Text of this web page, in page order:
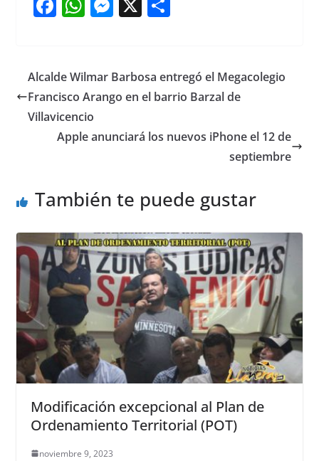
e
b
o
o
s
A
p
p
e
n
er
e
Alcalde Wilmar Barbosa entregó el Megacolegio
Francisco Arango en el barrio Barzal de
Villavicencio
Apple anunciará los nuevos iPhone el 12 de
septiembre
También te puede gustar
Modificación excepcional al Plan de
Ordenamiento Territorial (POT)
noviembre 9, 2023